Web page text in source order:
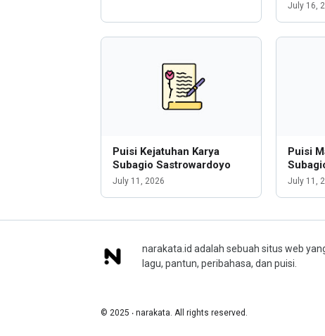
July 16,
Puisi Kejatuhan Karya
Subagio Sastrowardoyo
July 11, 2026
Puisi
July 11,
narakata.id adalah sebuah situs web
lagu, pantun, peribahasa, dan puisi.
© 2025 ‧ narakata. All rights reserved.